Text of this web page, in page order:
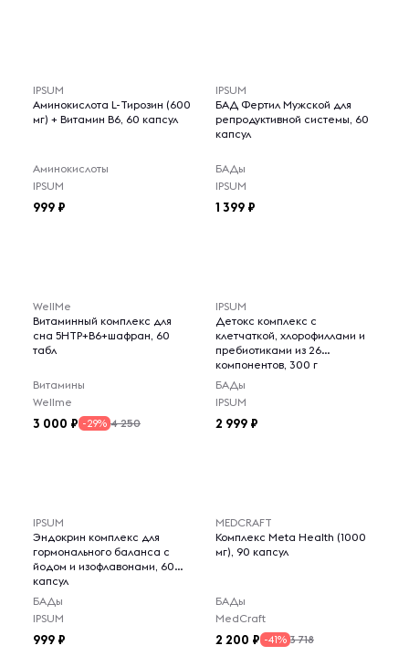
IPSUM
Аминокислота L-Тирозин (600
мг) + Витамин B6, 60 капсул
Аминокислоты
IPSUM
999
IPSUM
БАД Фертил Мужской для
репродуктивной системы, 60
капсул
БАДы
IPSUM
1 399
WellMe
Витаминный комплекс для
сна 5НТР+В6+шафран, 60
табл
Витамины
Wellme
3 000 -29% 4 250
IPSUM
Детокс комплекс с
клетчаткой, хлорофиллами и
пребиотиками из 26
компонентов, 300 г
БАДы
IPSUM
2 999
IPSUM
Эндокрин комплекс для
гормонального баланса с
йодом и изофлавонами, 60
капсул
БАДы
IPSUM
999
MEDCRAFT
Комплекс Meta Health (1000
мг), 90 капсул
БАДы
MedCraft
2 200 -41% 3 718